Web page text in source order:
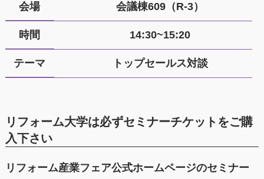
会場 会議棟609（R-3）
時間 14:30~15:20
テーマ トップセールス対談
リフォーム大学は必ずセミナーチケットをご購
入下さい
リフォーム産業フェア公式ホームページのセミナー